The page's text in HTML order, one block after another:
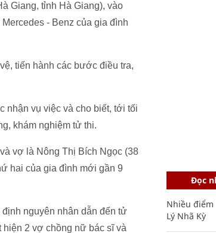
Giang, tỉnh Hà Giang), vào
- Benz của gia đình
tiến hành các bước điều tra,
nhận vụ việc và cho biết, tới tối
khám nghiệm tử thi.
vợ là Nông Thị Bích Ngọc (38
hai của gia đình mới gần 9
nguyên nhân dẫn đến tử
hiện 2 vợ chồng nữ bác sĩ và
Đọc
Nhiều
Lý Nhã Kỳ